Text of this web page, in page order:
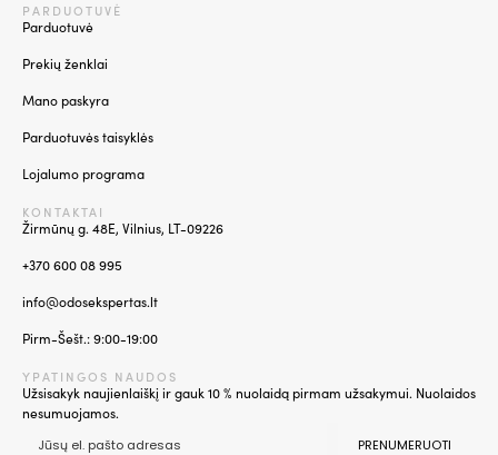
PARDUOTUVĖ
Parduotuvė
Prekių ženklai
Mano paskyra
Parduotuvės taisyklės
Lojalumo programa
KONTAKTAI
Žirmūnų g. 48E, Vilnius, LT-09226
+370 600 08 995
info@odosekspertas.lt
Pirm-Šešt.: 9:00-19:00
YPATINGOS NAUDOS
Užsisakyk naujienlaiškį ir gauk 10 % nuolaidą pirmam užsakymui. Nuolaidos
nesumuojamos.
PRENUMERUOTI